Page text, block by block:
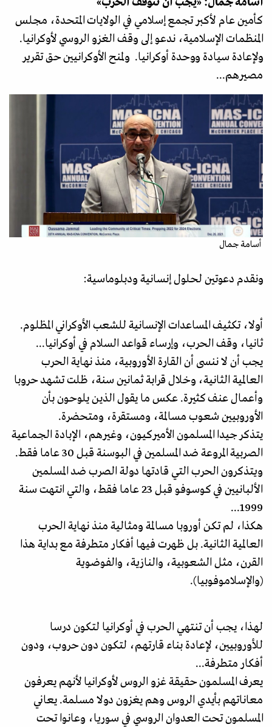
كأمين عام لأكبر تجمع إسلامي في الولايات المتحدة، مجلس
المنظمات الإسلامية، ندعو إلى وقف الغزو الروسي لأوكرانيا.
ولإعادة سيادة ووحدة أوكرانيا. ولمنح الأوكرانيين حق تقرير
مصيرهم...
أسامة جمال
ونقدم دعوتين لحلول إنسانية ودبلوماسية:
أولا، تكثيف المساعدات الإنسانية للشعب الأوكراني المظلوم.
ثانيا، وقف الحرب، وإرساء قواعد السلام في أوكرانيا...
يجب أن لا ننسى أن القارة الأوروبية، منذ نهاية الحرب
العالمية الثانية، وخلال قرابة ثمانين سنة، ظلت تشهد حروبا
وأعمال عنف كثيرة. عكس ما يقول الذين يلوحون بأن
الأوروبيين شعوب مسالمة، ومستقرة، ومتحضرة.
يتذكر جيدا المسلمون الأميركيون، وغيرهم، الإبادة الجماعية
الصربية المروعة ضد المسلمين في البوسنة قبل 30 عاما فقط.
ويتذكرون الحرب التي قادتها دولة الصرب ضد المسلمين
الألبانيين في كوسوفو قبل 23 عاما فقط، والتي انتهت سنة
1999...
هكذا، لم تكن أوروبا مسالمة ومثالية منذ نهاية الحرب
العالمية الثانية. بل ظهرت فيها أفكار متطرفة مع بداية هذا
القرن، مثل الشعوبية، والنازية، والفوضوية
(والإسلاموفوبيا).
لهذا، يجب أن تنتهي الحرب في أوكرانيا لتكون درسا
للأوروبيين، لإعادة بناء قارتهم، لتكون دون حروب، ودون
أفكار متطرفة...
يعرف المسلمون حقيقة غزو الروس لأوكرانيا لأنهم يعرفون
معاناتهم بأيدي الروس وهم يغزون دولا مسلمة. يعاني
المسلمون تحت العدوان الروسي في سوريا، وعانوا تحت